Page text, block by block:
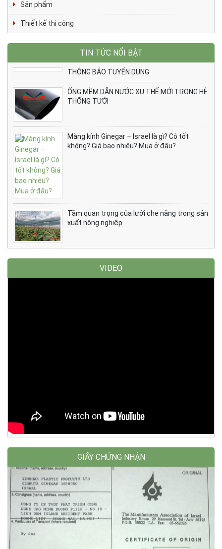
Sản phẩm
Thiết kế thi công
TIN TỨC NỔI BẬT
THÔNG BÁO TUYỂN DỤNG
ỐNG MỀM DẪN NƯỚC XU THẾ MỚI TRONG HỆ
THỐNG TƯỚI
Màng kính Ginegar – Israel là gì? Có tốt
không? Giá bao nhiêu? Mua ở đâu?
Tầm quan trọng của lưới che nắng trong sản
xuất nông nghiệp
VIDEO
GIẤY CHỨNG NHẬN